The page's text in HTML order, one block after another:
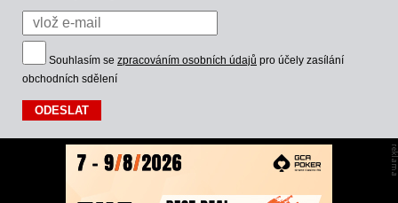
Souhlasím se zpracováním osobních údajů pro účely zasílání
obchodních sdělení